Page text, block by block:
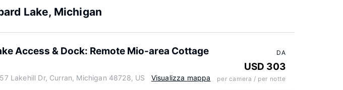
Lake, Michigan
Access & Dock: Remote Mio-area Cottage
Lakehill Dr, Curran, Michigan 48728, US Visualizza mappa
DA
USD 303
per camera / per notte